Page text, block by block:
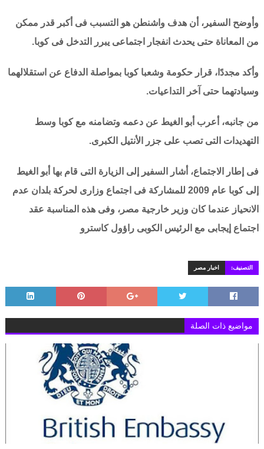
وأوضح السفير، أن هدف واشنطن هو التسبب فى أكبر قدر ممكن
من المعاناة حتى يحدث انفجار اجتماعى يبرر التدخل فى كوبا.
وأكد مجددًا، قرار حكومة وشعبا كوبا بمواصلة الدفاع عن استقلالهما
وسيادتهما حتى آخر التداعيات.
من جانبه، أعرب أبو الغيط عن دعمه وتضامنه مع كوبا وسط
التهديدات التى تصب على جزر الأنتيل الكبرى.
فى إطار الاجتماع، أشار السفير إلى الزيارة التى قام بها أبو الغيط
إلى كوبا عام 2009 للمشاركة فى اجتماع وزارى لحركة بلدان عدم
الانحياز عندما كان وزير خارجية مصر، وفى هذه المناسبة عقد
اجتماع إيجابى مع الرئيس الكوبى راؤول كاسترو
التصنيف: اخبار مصر
مواضيع ذات الصلة